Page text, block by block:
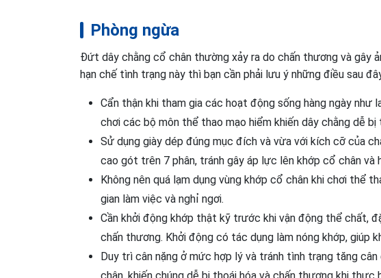
Phòng ngừa
Đứt dây chằng cổ chân thường xảy ra do chấn thương và gây
hạn chế tình trạng này thì bạn cần phải lưu ý những điều sau
Cẩn thận khi tham gia các hoạt động sống hàng ngày như
chơi các bộ môn thể thao mạo hiểm khiến dây chằng dễ
Sử dụng giày dép đúng mục đích và vừa với kích cỡ của
cao gót trên 7 phân, tránh gây áp lực lên khớp cổ chân và
Không nên quá lạm dụng vùng khớp cổ chân khi chơi thể
gian làm việc và nghỉ ngơi.
Cần khởi động khớp thật kỹ trước khi vận động thể chất,
chấn thương. Khởi động có tác dụng làm nóng khớp, giúp
Duy trì cân nặng ở mức hợp lý và tránh tình trạng tăng
chân, khiến chúng dễ bị thoái hóa và chấn thương khi thực